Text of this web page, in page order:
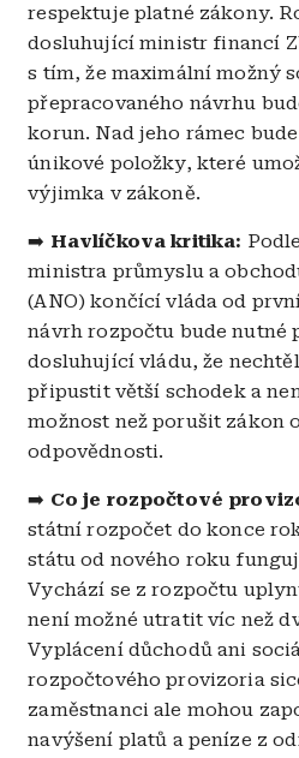
respektuje platné zákony.
dosluhující ministr financí
s tím, že maximální možný
přepracovaného návrhu
korun. Nad jeho rámec
únikové položky, které
výjimka v zákoně.
➡️ Havlíčkova kritika:
ministra průmyslu a
(ANO) končící vláda od
návrh rozpočtu bude nutné
dosluhující vládu, že
připustit větší schodek a
možnost než porušit zákon
odpovědnosti.
➡️ Co je rozpočtové
státní rozpočet do konce
státu od nového roku
Vychází se z rozpočtu
není možné utratit víc než
Vyplácení důchodů ani
rozpočtového provizoria
zaměstnanci ale mohou
navýšení platů a peníze z